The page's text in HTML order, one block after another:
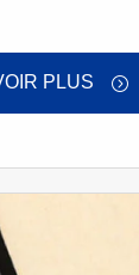
PLUS 